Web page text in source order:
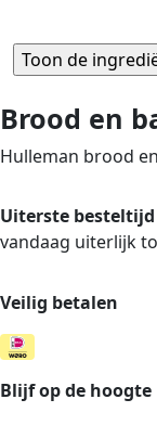
Brood en
Hulleman brood
Uiterste besteltijd
vandaag uiterlijk
Veilig betalen
Blijf op de hoogte